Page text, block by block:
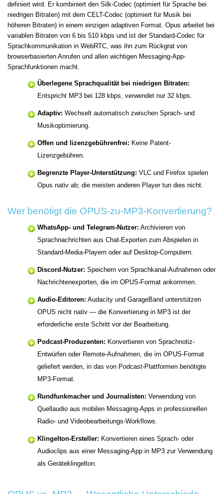
definiert wird. Er kombiniert den Silk-Codec (optimiert für Sprache bei
niedrigen Bitraten) mit dem CELT-Codec (optimiert für Musik bei
höheren Bitraten) in einem einzigen adaptiven Format. Opus arbeitet bei
variablen Bitraten von 6 bis 510 kbps und ist der Standard-Codec für
Sprachkommunikation in WebRTC, was ihn zum Rückgrat von
browserbasierten Anrufen und allen wichtigen Messaging-App-
Sprachfunktionen macht.
Überlegene Sprachqualität bei niedrigen Bitraten:
Entspricht MP3 bei 128 kbps, verwendet nur 32 kbps.
Adaptiv: Wechselt automatisch zwischen Sprach- und
Musikoptimierung.
Offen und lizenzgebührenfrei: Keine Patent-
Lizenzgebühren.
Begrenzte Player-Unterstützung: VLC und Firefox spielen
Opus nativ ab; die meisten anderen Player tun dies nicht.
Wer benötigt die OPUS-zu-MP3-Konvertierung?
WhatsApp- und Telegram-Nutzer: Archivieren von
Sprachnachrichten aus Chat-Exporten zum Abspielen in
Standard-Media-Playern oder auf Desktop-Computern.
Discord-Nutzer: Speichern von Sprachkanal-Aufnahmen oder
Nachrichtenexporten, die im OPUS-Format ankommen.
Audio-Editoren: Audacity und GarageBand unterstützen
OPUS nicht nativ — die Konvertierung in MP3 ist der
erforderliche erste Schritt vor der Bearbeitung.
Podcast-Produzenten: Konvertieren von Sprachnotiz-
Entwürfen oder Remote-Aufnahmen, die im OPUS-Format
geliefert werden, in das von Podcast-Plattformen benötigte
MP3-Format.
Rundfunkmacher und Journalisten: Verwendung von
Quellaudio aus mobilen Messaging-Apps in professionellen
Radio- und Videobearbeitungs-Workflows.
Klingelton-Ersteller: Konvertieren eines Sprach- oder
Audioclips aus einer Messaging-App in MP3 zur Verwendung
als Geräteklingelton.